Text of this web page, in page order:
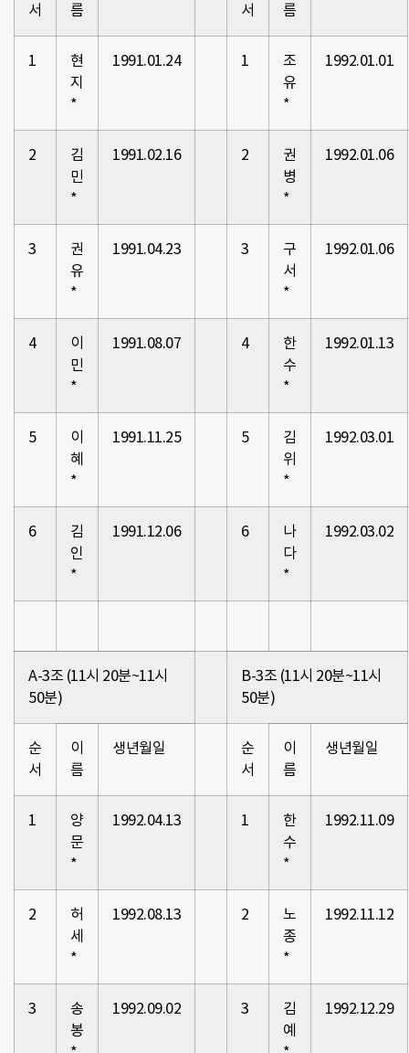
서
름
서
름
1
현
지
*
1991.01.24 1
조
유
*
1992.01.01
2
김
민
*
1991.02.16 2
권
병
*
1992.01.06
3
권
유
*
1991.04.23 3
구
서
*
1992.01.06
4
이
민
*
1991.08.07 4
한
수
*
1992.01.13
5
이
혜
*
1991.11.25 5
김
위
*
1992.03.01
6
김
인
*
1991.12.06 6
나
다
*
1992.03.02
A-3조 (11시 20분~11시
50분)
B-3조 (11시 20분~11시
50분)
순
서
이
름
생년월일
순
서
이
름
생년월일
1
양
문
*
1992.04.13 1
한
수
*
1992.11.09
2
허
세
*
1992.08.13 2
노
종
*
1992.11.12
3
송
봉
1992.09.02 3
김
예
1992.12.29